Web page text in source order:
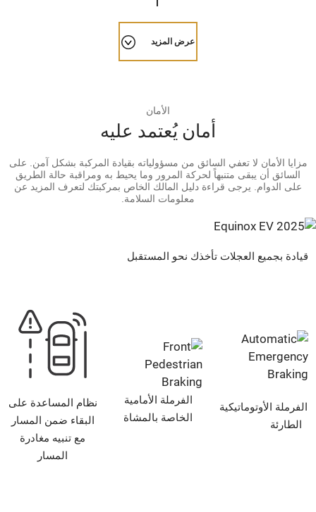
عرض المزيد
الأمان
أمان يُعتمد عليه
مزايا الأمان لا تعفي السائق من مسؤولياته بقيادة المركبة بشكل آمن. على
السائق أن يبقى متنبهاً لحركة المرور وما يحيط به ومراقبة حالة الطريق
على الدوام. يرجى قراءة دليل المالك الخاص بمركبتك لتعرف المزيد عن
معلومات السلامة.
قيادة بجميع العجلات تأخذك نحو المستقبل
الفرملة الأوتوماتيكية
الطارئة
الفرملة الأمامية
الخاصة بالمشاة
نظام المساعدة على
البقاء ضمن المسار
مع تنبيه مغادرة
المسار